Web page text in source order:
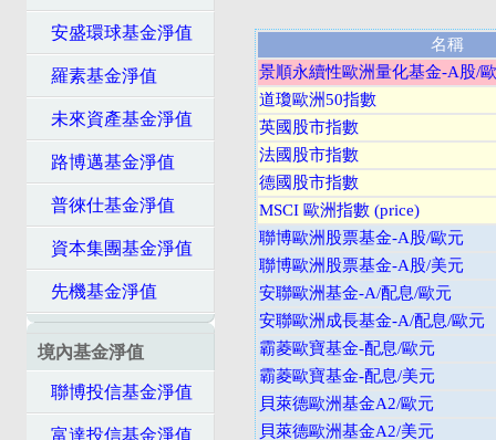
安盛環球基金淨值
羅素基金淨值
未來資產基金淨值
路博邁基金淨值
普徠仕基金淨值
資本集團基金淨值
先機基金淨值
境內基金淨值
聯博投信基金淨值
富達投信基金淨值
名稱
景順永續性歐洲量化基金-A股/
道瓊歐洲50指數
英國股市指數
法國股市指數
德國股市指數
MSCI 歐洲指數 (price)
聯博歐洲股票基金-A股/歐元
聯博歐洲股票基金-A股/美元
安聯歐洲基金-A/配息/歐元
安聯歐洲成長基金-A/配息/歐元
霸菱歐寶基金-配息/歐元
霸菱歐寶基金-配息/美元
貝萊德歐洲基金A2/歐元
貝萊德歐洲基金A2/美元